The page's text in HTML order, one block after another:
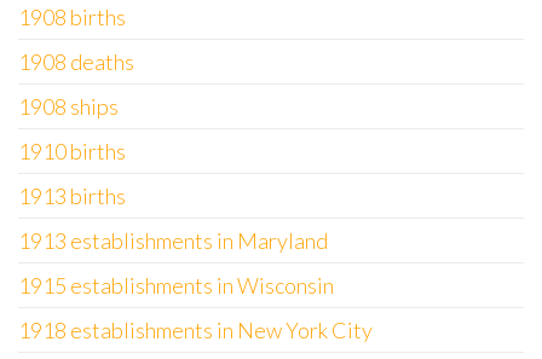
1908 births
1908 deaths
1908 ships
1910 births
1913 births
1913 establishments in Maryland
1915 establishments in Wisconsin
1918 establishments in New York City